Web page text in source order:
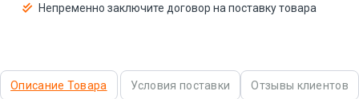
Непременно заключите договор на поставку товара
Описание Товара Условия поставки Отзывы клиентов